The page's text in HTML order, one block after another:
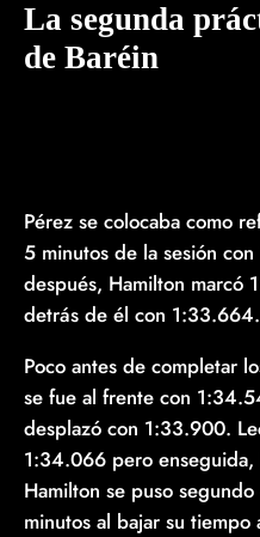
La segunda
de Baréin
Pérez se colocaba como
5 minutos de la sesión
después, Hamilton marcó
detrás de él con 1:33.664.
Poco antes de completar
se fue al frente con
desplazó con 1:33.900.
1:34.066 pero
Hamilton se puso
minutos al bajar su